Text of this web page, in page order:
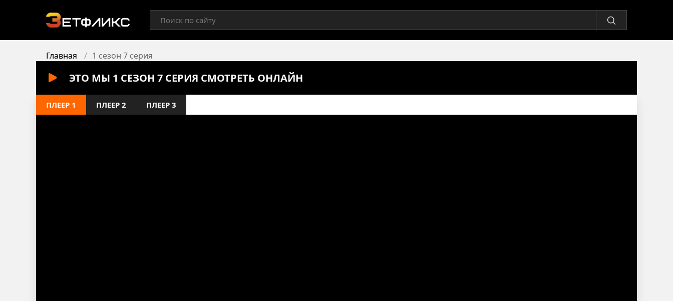
Главная 1 сезон 7 серия
ЭТО МЫ 1 СЕЗОН 7 СЕРИЯ СМОТРЕТЬ ОНЛАЙН
ПЛЕЕР 1 ПЛЕЕР 2 ПЛЕЕР 3